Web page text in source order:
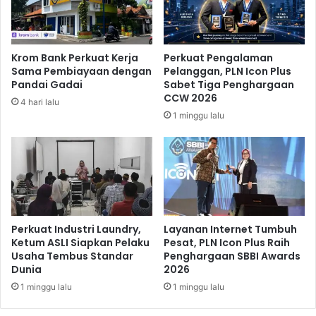
r
k
a
n
S
o
l
s
f
e
k
t
i
f
u
n
n
t
e
n
a
i
n
y
a
n
g
D
i
p
e
Krom Bank Perkuat Kerja
Sama Pembiayaan dengan
Pandai Gadai
4 hari lalu
Perkuat Pengalaman
Pelanggan, PLN Icon Plus
Sabet Tiga Penghargaan
CCW 2026
1 minggu lalu
Perkuat Industri Laundry,
Ketum ASLI Siapkan Pelaku
Usaha Tembus Standar
Dunia
1 minggu lalu
Layanan Internet Tumbuh
Pesat, PLN Icon Plus Raih
Penghargaan SBBI Awards
2026
1 minggu lalu